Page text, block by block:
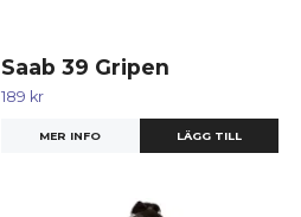
Saab 39 Gripen
189 kr
MER INFO LÄGG TILL